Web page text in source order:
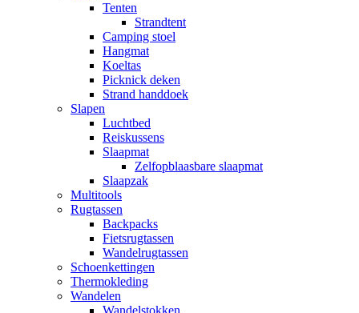
Tenten
Strandtent
Camping stoel
Hangmat
Koeltas
Picknick deken
Strand handdoek
Slapen
Luchtbed
Reiskussens
Slaapmat
Zelfopblaasbare slaapmat
Slaapzak
Multitools
Rugtassen
Backpacks
Fietsrugtassen
Wandelrugtassen
Schoenkettingen
Thermokleding
Wandelen
Wandelstokken